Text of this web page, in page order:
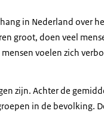
in Nederland over
groot, doen veel
voelen zich
zijn. Achter de
in de bevolking.